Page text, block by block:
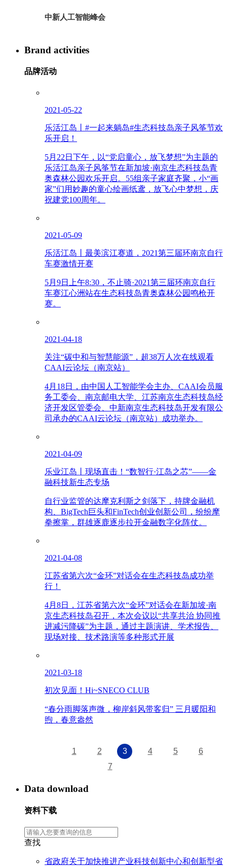
中新人工智能峰会
Brand activities
品牌活动
2021-05-22
乐活江岛丨#一起来躺岛#生态科技岛亲子风筝节欢
乐开启！
5月22日下午，以“党启童心，放飞梦想”为主题的
乐活江岛亲子风筝节在新加坡·南京生态科技岛青
奥森林公园欢乐开启。55组亲子家庭齐聚，小“画
家”们用妙趣的童心绘画纸鸢，放飞心中梦想，庆
祝建党100周年。
2021-05-09
乐活江岛丨最美滨江赛道，2021第三届环南京自行
车赛激情开赛
5月9日上午8:30，不止骑·2021第三届环南京自行
车赛江心洲站在生态科技岛青奥森林公园鸣枪开
赛。
2021-04-18
关注“碳中和与智慧能源”，超38万人次在线观看
CAAI云论坛（南京站）
4月18日，由中国人工智能学会主办、CAAI会员服
务工委会、南京邮电大学、江苏南京生态科技岛经
济开发区管委会、中新南京生态科技岛开发有限公
司承办的CAAI云论坛（南京站）成功举办。
2021-04-09
乐业江岛丨现场直击！“数智行·江岛之芯”——金
融科技新生态专场
自行业监管的达摩克利斯之剑落下，持牌金融机
构、BigTech巨头和FinTech创业创新公司，纷纷摩
拳擦掌，群雄逐鹿逐步拉开金融数字化阵仗。
2021-04-08
江苏省第六次“金环”对话会在生态科技岛成功举
行！
4月8日，江苏省第六次“金环”对话会在新加坡·南
京生态科技岛召开，本次会议以“共享共治 协同推
进减污降碳”为主题，通过主题演讲、学术报告、
现场对接、技术路演等多种形式开展
2021-03-18
初次见面！Hi~SNECO CLUB
“春分雨脚落声微，柳岸斜风带客归” 三月暖阳和
煦，春意盎然
1 2 3 4 5
6
7
Data download
资料下载
查找
省政府关于加快推进产业科技创新中心和创新型省